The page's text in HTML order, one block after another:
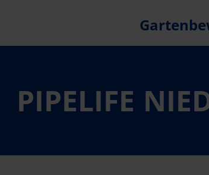
PIPELIFE